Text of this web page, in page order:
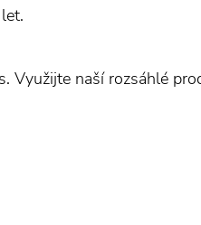
Využijte naší rozsáhlé